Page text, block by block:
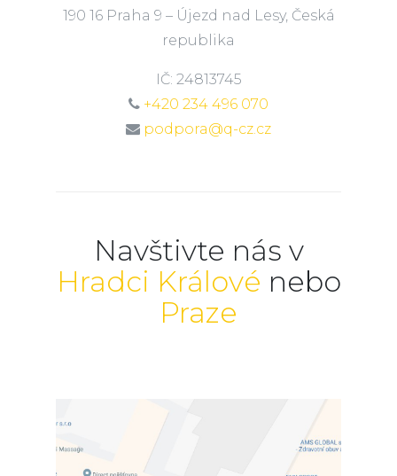
190 16 Praha 9 – Újezd nad Lesy, Česká
republika
IČ: 24813745
+420 234 496 070
podpora@q-cz.cz
Navštivte nás v
Hradci Králové nebo
Praze